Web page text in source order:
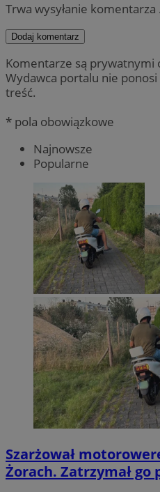
Trwa wysyłanie komentarza
Dodaj komentarz
Komentarze są
Wydawca portalu nie
treść.
* pola obowiązkowe
Najnowsze
Popularne
Szarżował
Żorach. Zatrzymał go